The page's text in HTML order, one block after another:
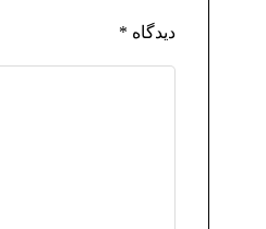
دیدگاه *